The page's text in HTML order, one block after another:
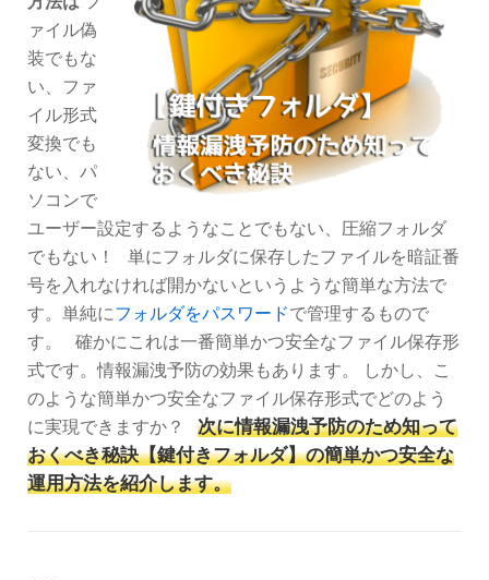
ァイル偽
装でもな
い、ファ
イル形式
変換でも
ない、パ
ソコンで
ユーザー設定するようなことでもない、圧縮フォルダ
でもない！ 単にフォルダに保存したファイルを暗証番
号を入れなければ開かないというような簡単な方法で
す。単純にフォルダをパスワードで管理するもので
す。 確かにこれは一番簡単かつ安全なファイル保存形
式です。情報漏洩予防の効果もあります。 しかし、こ
のような簡単かつ安全なファイル保存形式でどのよう
に実現できますか？ 次に情報漏洩予防のため知って
おくべき秘訣【鍵付きフォルダ】の簡単かつ安全な
運用方法を紹介します。